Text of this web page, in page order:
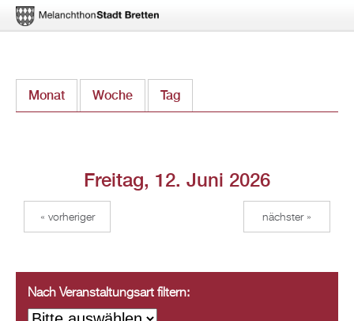
zum
Monat Woche Tag
Freitag, 12. Juni 2026
« vorheriger nächster »
Nach Veranstaltungsart filtern: